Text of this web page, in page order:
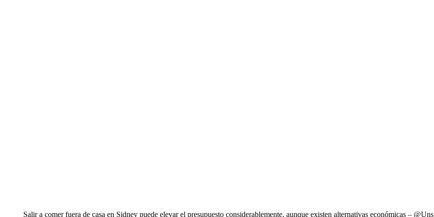
Salir a comer fuera de casa en Sidney puede elevar el presupuesto considerablemente, aunque existen alternativas económicas –